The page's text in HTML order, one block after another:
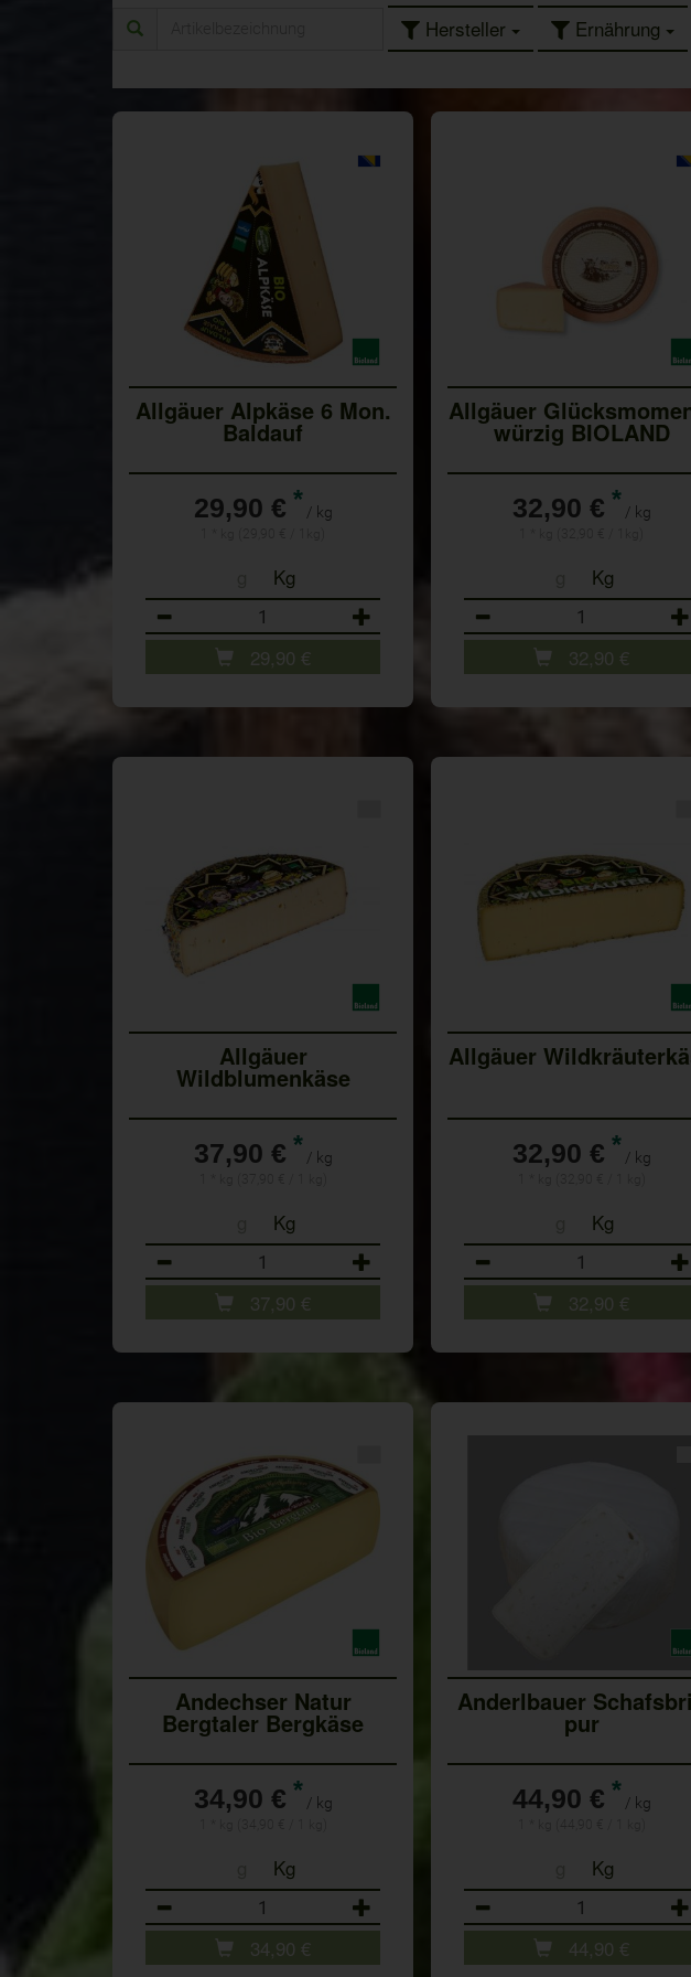
Hersteller Ernährung
Allgäuer Alpkäse 6 Mon.
Baldauf
29,90 € * / kg
Kg
29,90 €
Allgäuer
würzig BIOLAND
32,90 € * / kg
Kg
32,90 €
Allgäuer
Wildblumenkäse
37,90 € * / kg
Kg
37,90 €
Allgäuer
32,90 € * / kg
Kg
32,90 €
Andechser Natur
Bergtaler Bergkäse
34,90 € * / kg
Kg
34,90 €
Anderlbauer
pur
44,90 € * / kg
Kg
44,90 €